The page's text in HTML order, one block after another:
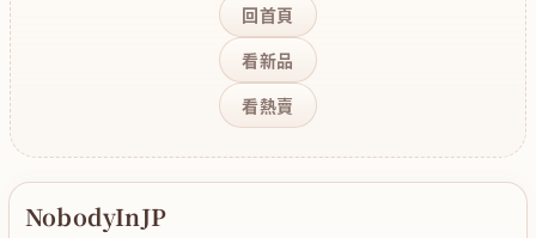
回首頁
看新品
看熱賣
NobodyInJP